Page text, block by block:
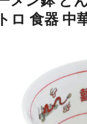
ロ 食器 中